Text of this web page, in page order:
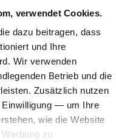
verwendet Cookies.
dazu beitragen, dass
und Ihre
Wir verwenden
Betrieb und die
Zusätzlich nutzen
— um Ihre
wie die Website
zu